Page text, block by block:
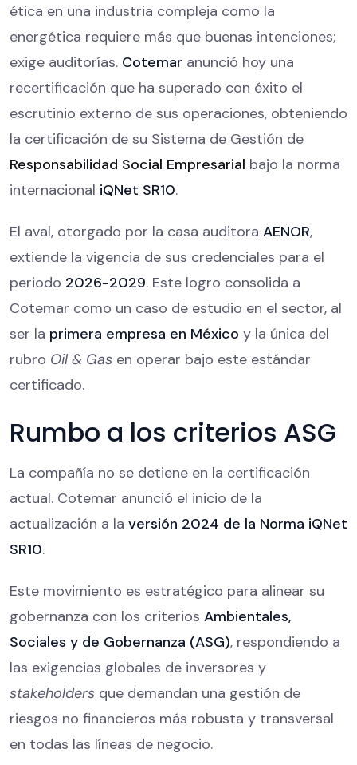
ética en una industria compleja como la
energética requiere más que buenas intenciones;
exige auditorías. Cotemar anunció hoy una
recertificación que ha superado con éxito el
escrutinio externo de sus operaciones, obteniendo
la certificación de su Sistema de Gestión de
Responsabilidad Social Empresarial bajo la norma
internacional iQNet SR10.
El aval, otorgado por la casa auditora AENOR,
extiende la vigencia de sus credenciales para el
periodo 2026-2029. Este logro consolida a
Cotemar como un caso de estudio en el sector, al
ser la primera empresa en México y la única del
rubro Oil & Gas en operar bajo este estándar
certificado.
Rumbo a los criterios ASG
La compañía no se detiene en la certificación
actual. Cotemar anunció el inicio de la
actualización a la versión 2024 de la Norma iQNet
SR10.
Este movimiento es estratégico para alinear su
gobernanza con los criterios Ambientales,
Sociales y de Gobernanza (ASG), respondiendo a
las exigencias globales de inversores y
stakeholders que demandan una gestión de
riesgos no financieros más robusta y transversal
en todas las líneas de negocio.